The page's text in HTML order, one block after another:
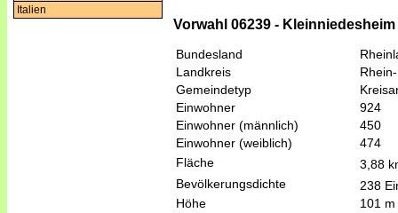
Italien
Vorwahl 06239 -
Bundesland
Landkreis
Gemeindetyp
Einwohner
924
Einwohner (männlich)
450
Einwohner (weiblich)
474
Fläche
3,88
Bevölkerungsdichte
238
Höhe
101